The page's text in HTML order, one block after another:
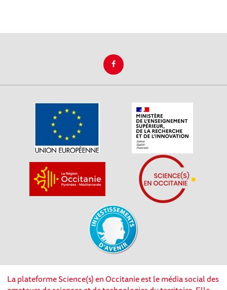
La plateforme Science(s) en Occitanie est le média social des